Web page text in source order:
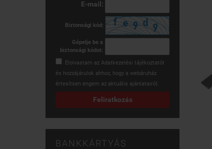
E-mail:
Biztonsági kód:
Gépelje be a
biztonsági kódot:
Elolvastam az Adatkezelési tájékoztatót
és hozzájárulok ahhoz, hogy a webáruház
értesítsen engem az aktuális ajánlatairól.
Feliratkozás
BANKKÁRTYÁS